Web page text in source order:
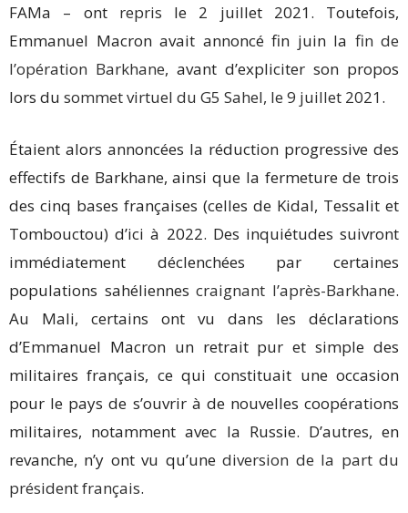
FAMa – ont repris le 2 juillet 2021. Toutefois,
Emmanuel Macron avait annoncé fin juin la fin de
l’opération Barkhane, avant d’expliciter son propos
lors du sommet virtuel du G5 Sahel, le 9 juillet 2021.
Étaient alors annoncées la réduction progressive des
effectifs de Barkhane, ainsi que la fermeture de trois
des cinq bases françaises (celles de Kidal, Tessalit et
Tombouctou) d’ici à 2022. Des inquiétudes suivront
immédiatement déclenchées par certaines
populations sahéliennescraignant l’après-Barkhane.
Au Mali, certains ont vu dans les déclarations
d’Emmanuel Macron un retrait pur et simple des
militaires français, ce qui constituait une occasion
pour le pays de s’ouvrir à de nouvelles coopérations
militaires, notamment avec la Russie. D’autres, en
revanche, n’y ont vu qu’unediversion de la part du
président français.